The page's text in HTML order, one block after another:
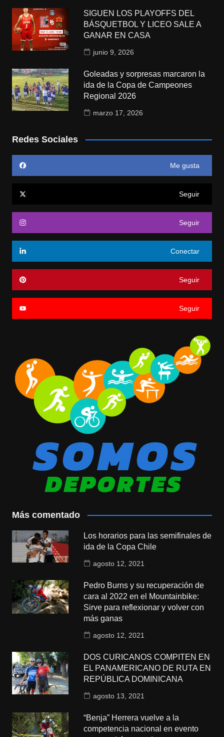
SIGUEN LOS PLAYOFFS DEL
BÁSQUETBOL Y LICEO SALE A
GANAR EN CASA
junio 9, 2026
Goleadas y sorpresas marcaron la
ida de la Copa de Campeones
Regional 2026
marzo 17, 2026
Redes Sociales
Me gusta
Seguir
Seguir
Conectar
Seguir
Seguir
Más comentado
Los horarios para las semifinales de
ida de la Copa Chile
agosto 12, 2021
Pedro Burns y su recuperación de
cara al 2022 en el Mountainbike:
Sirve para reflexionar y volver con
más ganas
agosto 12, 2021
DOS CURICANOS COMPITEN EN
EL PANAMERICANO DE RUTA EN
REPÚBLICA DOMINICANA
agosto 13, 2021
“Benja” Herrera vuelve a la
competencia nacional en evento